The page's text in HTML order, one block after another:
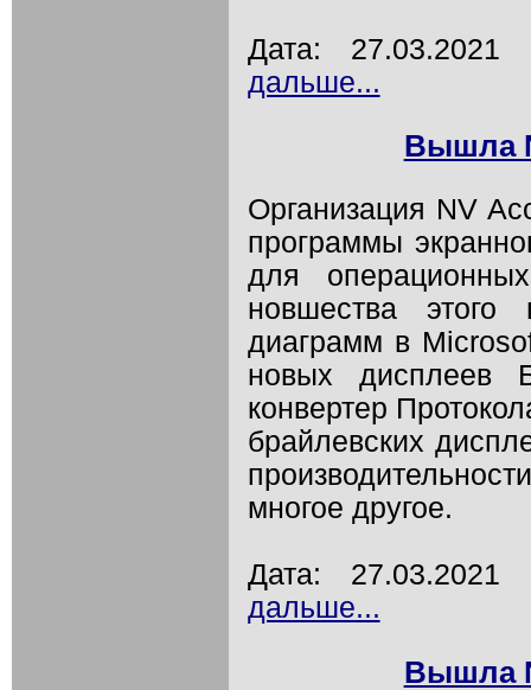
Дата:
дальше...
Вышла
Организация NV
программы
для
новшества этого
диаграмм в
новых дисплеев
конвертер
брайлевских
многое другое.
Дата:
дальше...
Вышла